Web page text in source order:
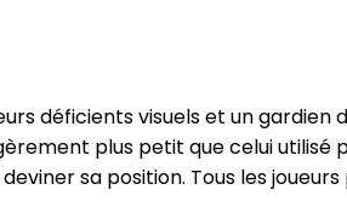
déficients visuels et un
plus petit que celui utilisé
sa position. Tous les